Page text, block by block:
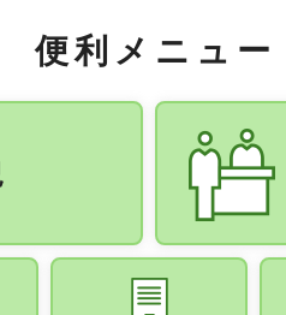
便利メニュー